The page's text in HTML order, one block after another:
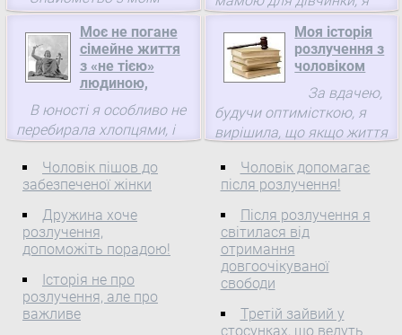
майбутнім чоловіком
сталося на роботі.
Моє не погане
сімейне життя
з «не тією»
людиною,
В юності я особливо не
перебирала хлопцями, і
хлопця. Але назвати його
хорошим чоловіком
неможливо.
Чоловік пішов до
забезпеченої жінки
Дружина хоче
розлучення,
допоможіть порадою!
Історія не про
розлучення, але про
важливе
тільки прагну
повноправно володіти
своїм майбутнім
чоловіком.
Моя історія
розлучення з
чоловіком
За вдачею,
будучи оптимісткою, я
вирішила, що якщо життя
так і треба.
Чоловік допомагає
після розлучення!
Після розлучення я
світилася від
отримання
довгоочікуваної
свободи
Третій зайвий у
стосунках, що ведуть